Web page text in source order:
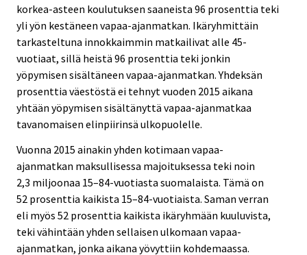
korkea-asteen koulutuksen saaneista 96 prosenttia teki
yli yön kestäneen vapaa-ajanmatkan. Ikäryhmittäin
tarkasteltuna innokkaimmin matkailivat alle 45-
vuotiaat, sillä heistä 96 prosenttia teki jonkin
yöpymisen sisältäneen vapaa-ajanmatkan. Yhdeksän
prosenttia väestöstä ei tehnyt vuoden 2015 aikana
yhtään yöpymisen sisältänyttä vapaa-ajanmatkaa
tavanomaisen elinpiirinsä ulkopuolelle.
Vuonna 2015 ainakin yhden kotimaan vapaa-
ajanmatkan maksullisessa majoituksessa teki noin
2,3 miljoonaa 15–84-vuotiasta suomalaista. Tämä on
52 prosenttia kaikista 15–84-vuotiaista. Saman verran
eli myös 52 prosenttia kaikista ikäryhmään kuuluvista,
teki vähintään yhden sellaisen ulkomaan vapaa-
ajanmatkan, jonka aikana yövyttiin kohdemaassa.